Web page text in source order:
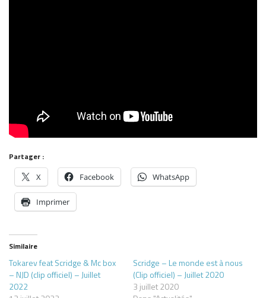
Partager :
X Facebook WhatsApp
Imprimer
Similaire
Tokarev feat Scridge & Mc box
– NJD (clip officiel) – Juillet
2022
Scridge – Le monde est à nous
(Clip officiel) – Juillet 2020
3 juillet 2020